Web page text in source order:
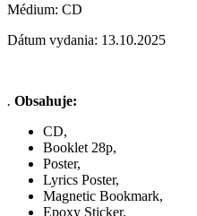
Médium: CD
Dátum vydania: 13.10.2025
. Obsahuje:
CD,
Booklet 28p,
Poster,
Lyrics Poster,
Magnetic Bookmark,
Epoxy Sticker,